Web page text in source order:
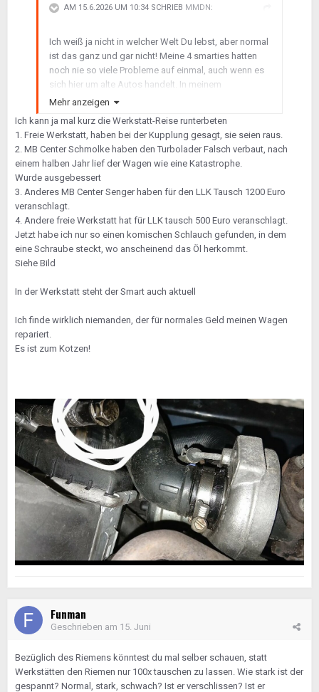
AM 15.6.2026 UM 10:34 SCHRIEB MMDN:
Ich weiß ja nicht in welcher Welt Du lebst, aber normal
ist das ganz und gar nicht! Meine 4 smarties hatten
noch nie so viele Probleme auf einmal, auch wenn es
sich hier um alte Autos handelt. In meinem
smarten Bekanntenkreis ist das auch nirgendwo so
der Anlasser meines Ruby direkt nach dem Verkauf
am gleichen Tag noch verreckt ist.
Du hast auch auf Werkstattarbeiten eine
Gewährleistung, die sog. Sachmängelhaftungsfrist.
Wenn reparierte Teile bzw. ausgeführte Arbeiten
wieder ausfallen hast Du zwei Jahre lang eine
Gewährleistung darauf und kannst diese bei der
jeweiligen Werkstatt kostenlos in Anspruch nehmen.
Aber Achtung: die Gewährleistung kann auf ein Jahr
Mehr anzeigen
Ich kann ja mal kurz die Werkstatt-Reise runterbeten
1. Freie Werkstatt, haben bei der Kupplung gesagt, sie seien raus.
2. MB Center Schmolke haben den Turbolader Falsch verbaut, nach
einem halben Jahr lief der Wagen wie eine Katastrophe.
Wurde ausgebessert
3. Anderes MB Center Senger haben für den LLK Tausch 1200 Euro
veranschlagt.
4. Andere freie Werkstatt hat für LLK tausch 500 Euro veranschlagt.
Jetzt habe ich nur so einen komischen Schlauch gefunden, in dem
eine Schraube steckt, wo anscheinend das Öl herkommt.
Siehe Bild
In der Werkstatt steht der Smart auch aktuell
Ich finde wirklich niemanden, der für normales Geld meinen Wagen
repariert.
Es ist zum Kotzen!
Funman
Geschrieben am 15. Juni
Bezüglich des Riemens könntest du mal selber schauen, statt
Werkstätten den Riemen nur 100x tauschen zu lassen. Wie stark ist der
gespannt? Normal, stark, schwach? Ist er verschlissen? Ist er